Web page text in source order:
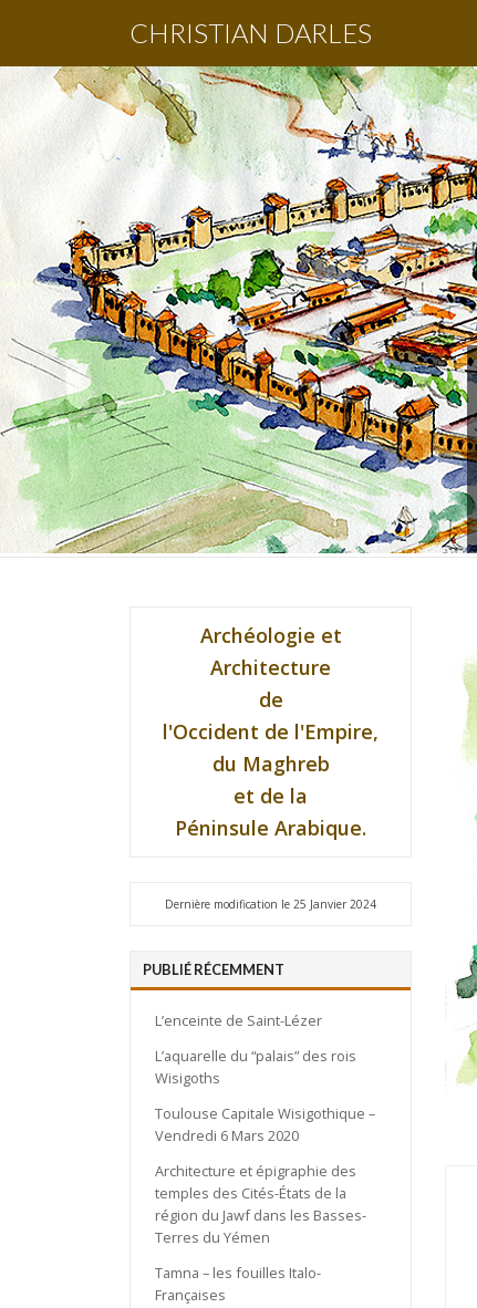
CHRISTIAN DARLES
Archéologie et
Architecture
de
l'Occident de l'Empire,
du Maghreb
et de la
Péninsule Arabique.
Dernière modification le 25 Janvier 2024
PUBLIÉ RÉCEMMENT
L’enceinte de Saint-Lézer
L’aquarelle du “palais” des rois
Wisigoths
Toulouse Capitale Wisigothique –
Vendredi 6 Mars 2020
Architecture et épigraphie des
temples des Cités-États de la
région du Jawf dans les Basses-
Terres du Yémen
Tamna – les fouilles Italo-
Françaises